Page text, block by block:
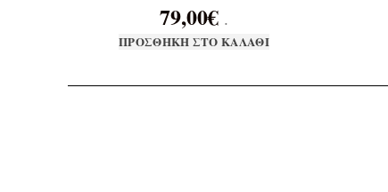
79,00€ .
ΠΡΟΣΘΉΚΗ ΣΤΟ ΚΑΛΆΘΙ